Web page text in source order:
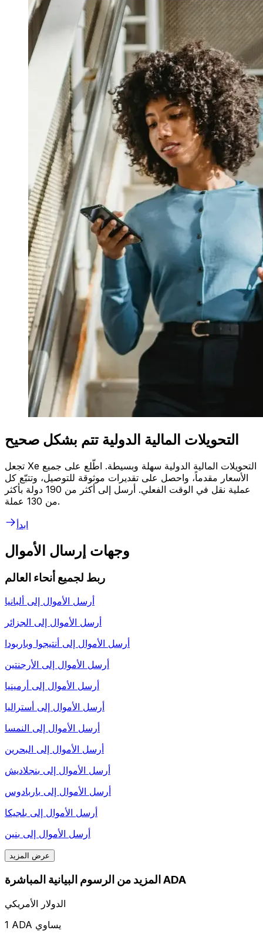
التحويلات المالية الدولية تتم بشكل صحيح
تجعل Xe التحويلات المالية الدولية سهلة وبسيطة. اطّلع على جميع
الأسعار مقدماً، واحصل على تقديرات موثوقة للتوصيل، وتتبّع كل
عملية نقل في الوقت الفعلي. أرسل إلى أكثر من 190 دولة بأكثر
من 130 عملة.
ابدأ
وجهات إرسال الأموال
ربط لجميع أنحاء العالم
أرسل الأموال إلى ألبانيا
أرسل الأموال إلى الجزائر
أرسل الأموال إلى أنتيجوا وباربودا
أرسل الأموال إلى الأرجنتين
أرسل الأموال إلى أرمينيا
أرسل الأموال إلى أستراليا
أرسل الأموال إلى النمسا
أرسل الأموال إلى البحرين
أرسل الأموال إلى بنجلاديش
أرسل الأموال إلى باربادوس
أرسل الأموال إلى بلجيكا
أرسل الأموال إلى بنين
عرض المزيد
المزيد من الرسوم البيانية المباشرة ADA
الدولار الأمريكي
1 ADA يساوي